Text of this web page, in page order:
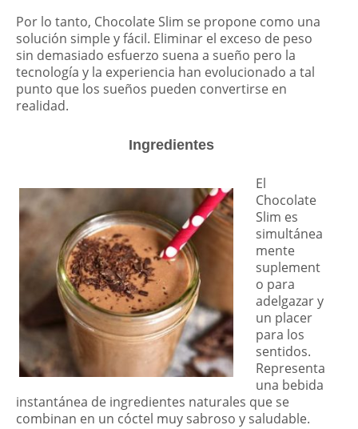
Por lo tanto, Chocolate Slim se propone como una
solución simple y fácil. Eliminar el exceso de peso
sin demasiado esfuerzo suena a sueño pero la
tecnología y la experiencia han evolucionado a tal
punto que los sueños pueden convertirse en
realidad.
Ingredientes
El
Chocolate
Slim es
simultánea
mente
suplement
o para
adelgazar y
un placer
para los
sentidos.
Representa
una bebida
instantánea de ingredientes naturales que se
combinan en un cóctel muy sabroso y saludable.